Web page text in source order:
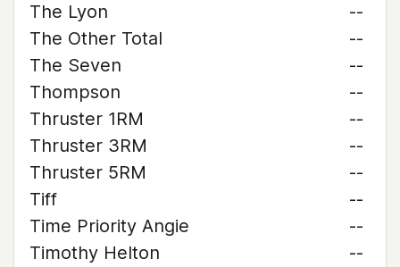
The Lyon
--
The Other Total
--
The Seven
--
Thompson
--
Thruster 1RM
--
Thruster 3RM
--
Thruster 5RM
--
Tiff
--
Time Priority Angie
--
Timothy Helton
--